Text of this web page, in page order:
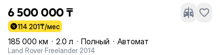
6 500 000 ₸
114 201₸/мес
185 000 км · 2.0 л · Полный · Автомат
Land Rover Freelander 2014